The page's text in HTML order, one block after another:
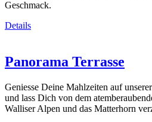
Geschmack.
Details
Panorama Terrasse
Geniesse Deine Mahlzeiten auf
und lass Dich von dem
Walliser Alpen und das Matterhorn